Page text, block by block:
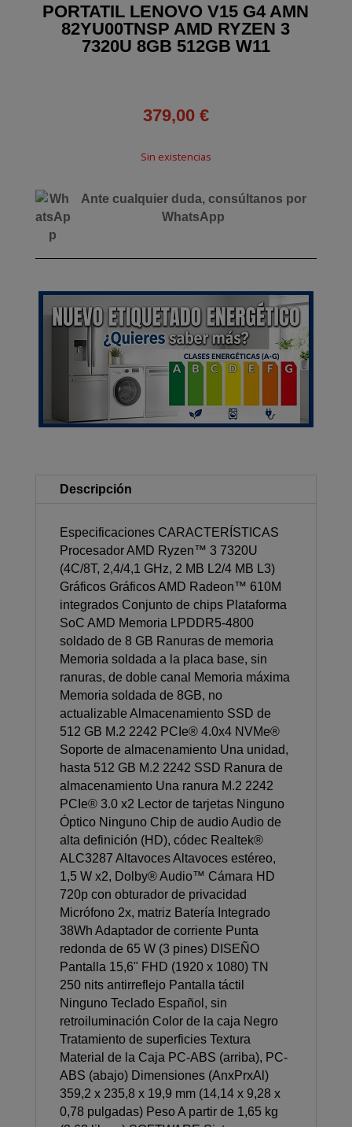
PORTATIL LENOVO V15 G4 AMN
82YU00TNSP AMD RYZEN 3
7320U 8GB 512GB W11
379,00 €
Sin existencias
Ante cualquier duda, consúltanos por
WhatsApp
Descripción
Especificaciones CARACTERÍSTICAS
Procesador AMD Ryzen™ 3 7320U
(4C/8T, 2,4/4,1 GHz, 2 MB L2/4 MB L3)
Gráficos Gráficos AMD Radeon™ 610M
integrados Conjunto de chips Plataforma
SoC AMD Memoria LPDDR5-4800
soldado de 8 GB Ranuras de memoria
Memoria soldada a la placa base, sin
ranuras, de doble canal Memoria máxima
Memoria soldada de 8GB, no
actualizable Almacenamiento SSD de
512 GB M.2 2242 PCIe® 4.0x4 NVMe®
Soporte de almacenamiento Una unidad,
hasta 512 GB M.2 2242 SSD Ranura de
almacenamiento Una ranura M.2 2242
PCIe® 3.0 x2 Lector de tarjetas Ninguno
Óptico Ninguno Chip de audio Audio de
alta definición (HD), códec Realtek®
ALC3287 Altavoces Altavoces estéreo,
1,5 W x2, Dolby® Audio™ Cámara HD
720p con obturador de privacidad
Micrófono 2x, matriz Batería Integrado
38Wh Adaptador de corriente Punta
redonda de 65 W (3 pines) DISEÑO
Pantalla 15,6" FHD (1920 x 1080) TN
250 nits antirreflejo Pantalla táctil
Ninguno Teclado Español, sin
retroiluminación Color de la caja Negro
Tratamiento de superficies Textura
Material de la Caja PC-ABS (arriba), PC-
ABS (abajo) Dimensiones (AnxPrxAl)
359,2 x 235,8 x 19,9 mm (14,14 x 9,28 x
0,78 pulgadas) Peso A partir de 1,65 kg